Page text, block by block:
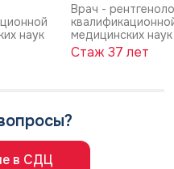
наук
Врач -
медицинских наук
Стаж 37 лет
в СДЦ